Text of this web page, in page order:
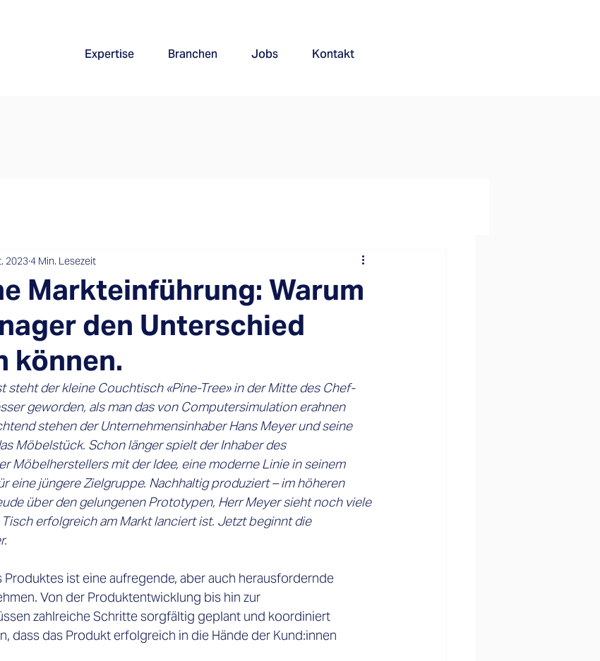
Expertise Branchen Jobs Kontakt
Markteinführung: Warum
den Unterschied
können.
2023 4 Min. Lesezeit
steht der kleine Couchtisch «Pine-Tree» in der Mitte des Chef-
geworden, als man das von Computersimulation erahnen
stehen der Unternehmensinhaber Hans Meyer und seine
Möbelstück. Schon länger spielt der Inhaber des
Möbelherstellers mit der Idee, eine moderne Linie in seinem
eine jüngere Zielgruppe. Nachhaltig produziert – im höheren
über den gelungenen Prototypen, Herr Meyer sieht noch viele
erfolgreich am Markt lanciert ist. Jetzt beginnt die
ist eine aufregende, aber auch herausfordernde
Von der Produktentwicklung bis hin zur
zahlreiche Schritte sorgfältig geplant und koordiniert
dass das Produkt erfolgreich in die Hände der Kund:innen